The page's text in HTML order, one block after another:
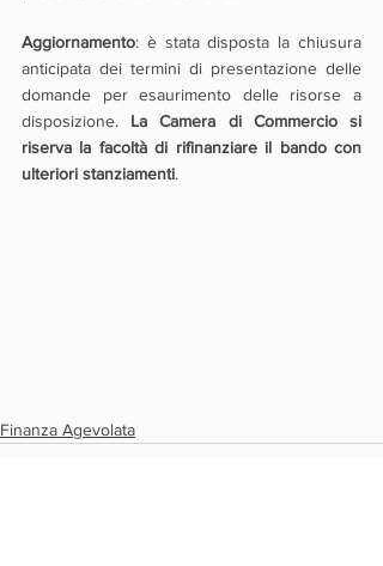
Aggiornamento: è stata disposta la chiusura
anticipata dei termini di presentazione delle
domande per esaurimento delle risorse a
disposizione. La Camera di Commercio si
riserva la facoltà di rifinanziare il bando con
ulteriori stanziamenti.
Finanza Agevolata